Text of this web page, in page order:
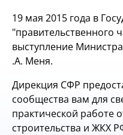
19 мая 2015 года в
"правительственного
выступление
.А. Меня.
Дирекция СФР
сообщества вам для
практической работе
строительства и ЖКХ